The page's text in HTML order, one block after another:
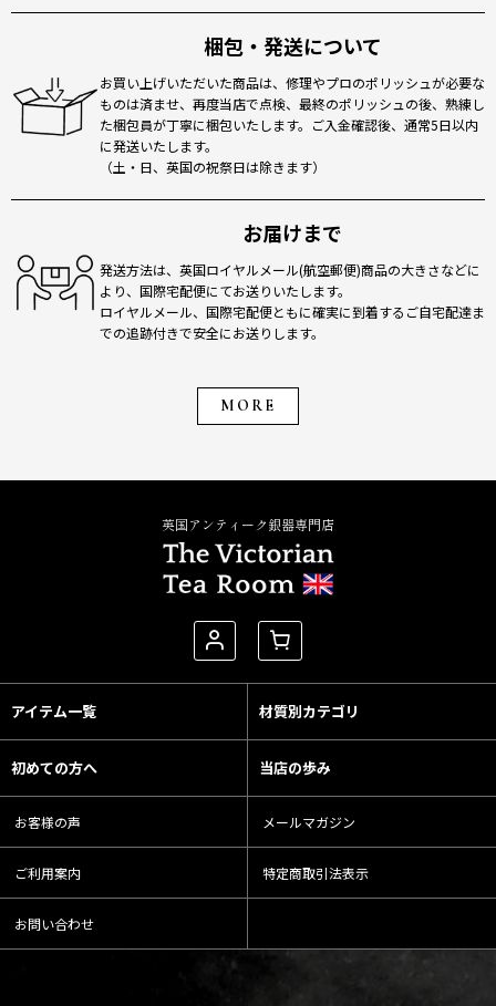
梱包・発送について
お買い上げいただいた商品は、修理やプロのポリッシュが必要な
ものは済ませ、再度当店で点検、最終のポリッシュの後、熟練し
た梱包員が丁寧に梱包いたします。ご入金確認後、通常5日以内
に発送いたします。
（土・日、英国の祝祭日は除きます）
お届けまで
発送方法は、英国ロイヤルメール(航空郵便)商品の大きさなどに
より、国際宅配便にてお送りいたします。
ロイヤルメール、国際宅配便ともに確実に到着するご自宅配達ま
での追跡付きで安全にお送りします。
MORE
英国アンティーク銀器専門店
アイテム一覧 材質別カテゴリ
初めての方へ 当店の歩み
お客様の声 メールマガジン
ご利用案内 特定商取引法表示
お問い合わせ